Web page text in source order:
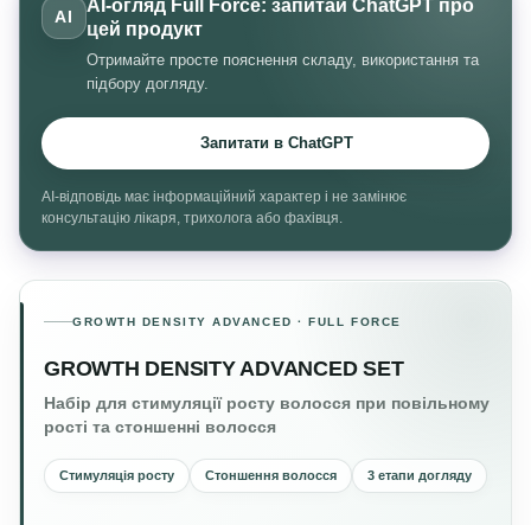
AI
AI-огляд Full Force: запитай ChatGPT про
цей продукт
Отримайте просте пояснення складу, використання та
підбору догляду.
Запитати в ChatGPT
AI-відповідь має інформаційний характер і не замінює
консультацію лікаря, трихолога або фахівця.
GROWTH DENSITY ADVANCED · FULL FORCE
GROWTH DENSITY ADVANCED SET
Набір для стимуляції росту волосся при повільному
рості та стоншенні волосся
Стимуляція росту Стоншення волосся 3 етапи догляду